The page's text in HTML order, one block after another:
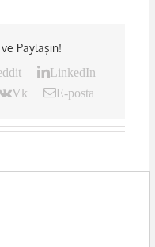
Paylaşın!
LinkedIn
Vk E-posta